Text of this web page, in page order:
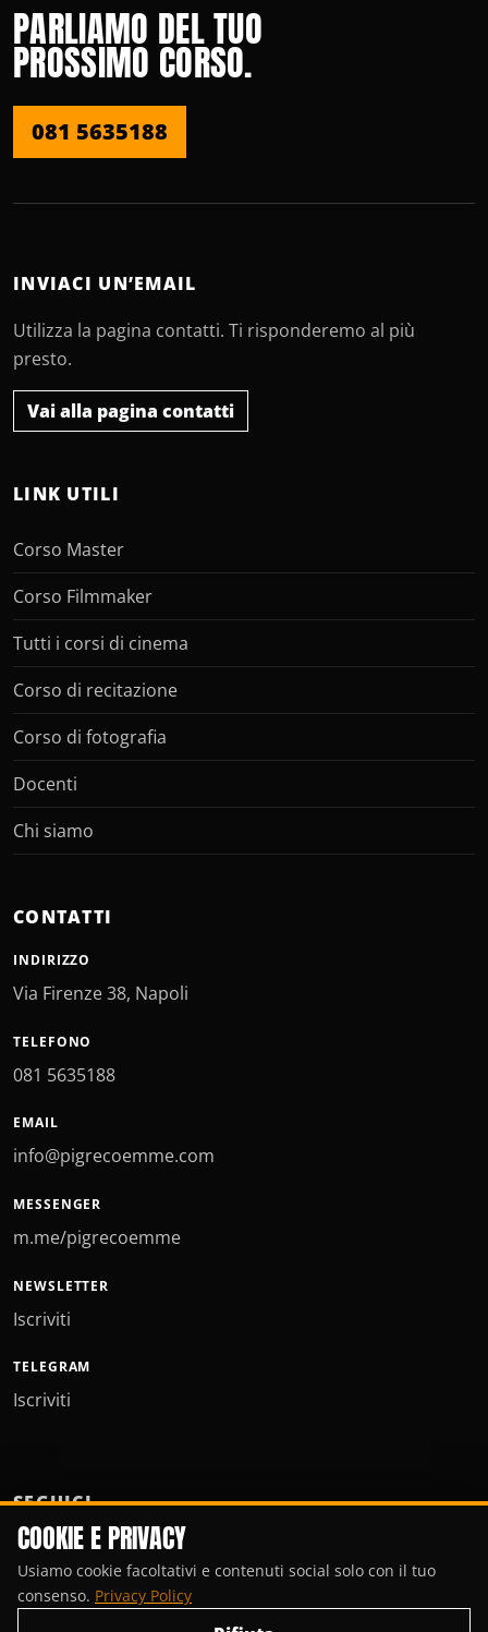
PARLIAMO DEL TUO
PROSSIMO CORSO.
081 5635188
INVIACI UN’EMAIL
Utilizza la pagina contatti. Ti risponderemo al più
presto.
Vai alla pagina contatti
LINK UTILI
Corso Master
Corso Filmmaker
Tutti i corsi di cinema
Corso di recitazione
Corso di fotografia
Docenti
Chi siamo
CONTATTI
INDIRIZZO
Via Firenze 38, Napoli
TELEFONO
081 5635188
EMAIL
info@pigrecoemme.com
MESSENGER
m.me/pigrecoemme
NEWSLETTER
Iscriviti
TELEGRAM
Iscriviti
SEGUICI
COOKIE E PRIVACY
Usiamo cookie facoltativi e contenuti social solo con il tuo
consenso. Privacy Policy